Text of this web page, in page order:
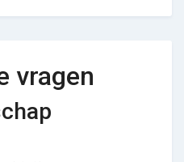
vragen